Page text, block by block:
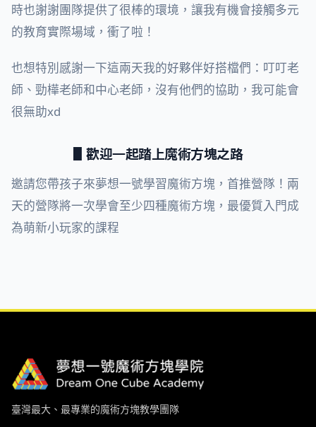
時也謝謝團隊提供了很棒的環境，讓我有機會接觸多元
的教育實際場域，衝了啦！
也想特別感謝一下這兩天我的好夥伴好搭檔們：叮叮老
師、勁樺老師和中心老師，沒有他們的協助，我可能會
很無助xd
▋歡迎一起踏上魔術方塊之路
邀請您帶孩子來夢想一號學習魔術方塊，首推營隊！兩
天的營隊將一次學會至少四種魔術方塊，最優質入門成
為萌新小玩家的課程
臺灣最大、最專業的魔術方塊教學團隊